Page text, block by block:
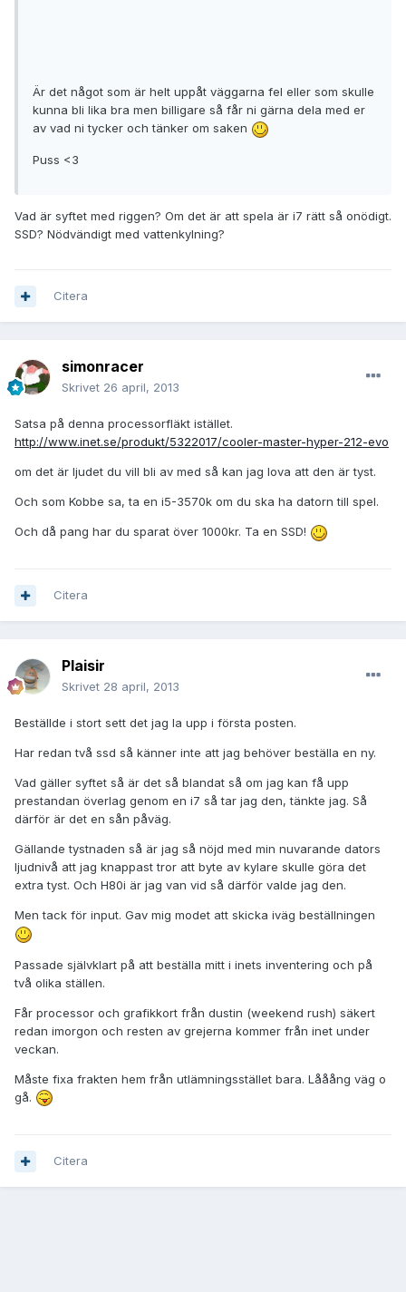
Är det något som är helt uppåt väggarna fel eller som skulle
kunna bli lika bra men billigare så får ni gärna dela med er
av vad ni tycker och tänker om saken
Puss <3
Vad är syftet med riggen? Om det är att spela är i7 rätt så onödigt.
SSD? Nödvändigt med vattenkylning?
Citera
simonracer
Skrivet 26 april, 2013
Satsa på denna processorfläkt istället.
http://www.inet.se/produkt/5322017/cooler-master-hyper-212-evo
om det är ljudet du vill bli av med så kan jag lova att den är tyst.
Och som Kobbe sa, ta en i5-3570k om du ska ha datorn till spel.
Och då pang har du sparat över 1000kr. Ta en SSD!
Citera
Plaisir
Skrivet 28 april, 2013
Beställde i stort sett det jag la upp i första posten.
Har redan två ssd så känner inte att jag behöver beställa en ny.
Vad gäller syftet så är det så blandat så om jag kan få upp
prestandan överlag genom en i7 så tar jag den, tänkte jag. Så
därför är det en sån påväg.
Gällande tystnaden så är jag så nöjd med min nuvarande dators
ljudnivå att jag knappast tror att byte av kylare skulle göra det
extra tyst. Och H80i är jag van vid så därför valde jag den.
Men tack för input. Gav mig modet att skicka iväg beställningen
Passade självklart på att beställa mitt i inets inventering och på
två olika ställen.
Får processor och grafikkort från dustin (weekend rush) säkert
redan imorgon och resten av grejerna kommer från inet under
veckan.
Måste fixa frakten hem från utlämningsstället bara. Lååång väg o
gå.
Citera